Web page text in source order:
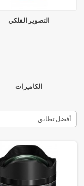
التصوير الفلكي
الكاميرات
أفضل تطابق